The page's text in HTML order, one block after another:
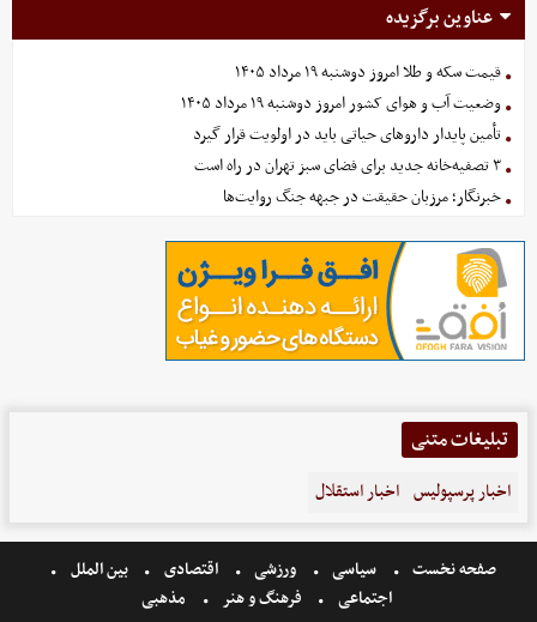
عناوین برگزیده
قیمت سکه و طلا امروز دوشنبه ۱۹ مرداد ۱۴۰۵
وضعیت آب و هوای کشور امروز دوشنبه ۱۹ مرداد ۱۴۰۵
تأمین پایدار داروهای حیاتی باید در اولویت قرار گیرد
۳ تصفیه‌خانه جدید برای فضای سبز تهران در راه است
خبرنگار؛ مرزبان حقیقت در جبهه جنگ روایت‌ها
تبلیغات متنی
اخبار پرسپولیس اخبار استقلال
صفحه نخست سیاسی ورزشی اقتصادی
بین الملل
اجتماعی
فرهنگ و هنر مذهبی